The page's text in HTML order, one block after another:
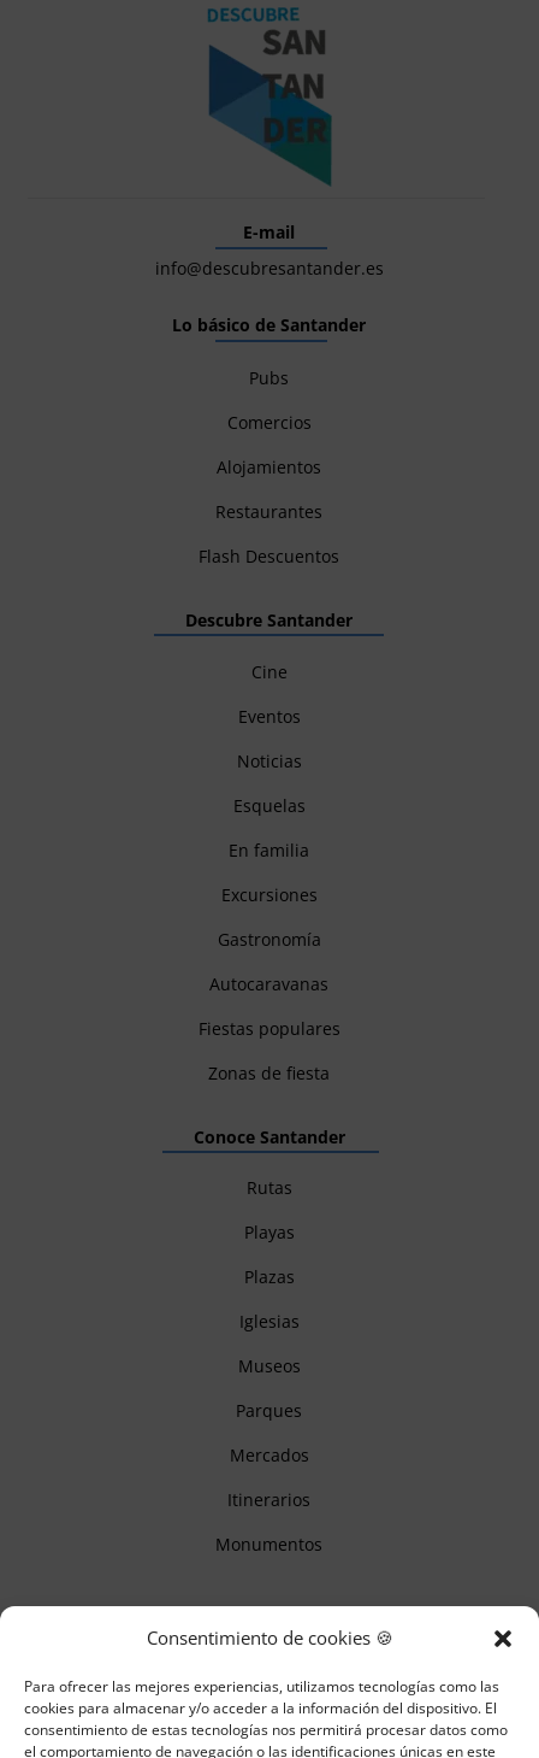
Consentimiento de cookies 🍪
Para ofrecer las mejores experiencias, utilizamos tecnologías como las
cookies para almacenar y/o acceder a la información del dispositivo. El
consentimiento de estas tecnologías nos permitirá procesar datos como
el comportamiento de navegación o las identificaciones únicas en este
E-mail
info@descubresantander.es
Lo básico de Santander
Pubs
Comercios
Alojamientos
Restaurantes
Flash Descuentos
Descubre Santander
Cine
Eventos
Noticias
Esquelas
En familia
Excursiones
Gastronomía
Autocaravanas
Fiestas populares
Zonas de fiesta
Conoce Santander
Rutas
Playas
Plazas
Iglesias
Museos
Parques
Mercados
Itinerarios
Monumentos
Descubre Cantabria
Información
Aviso legal